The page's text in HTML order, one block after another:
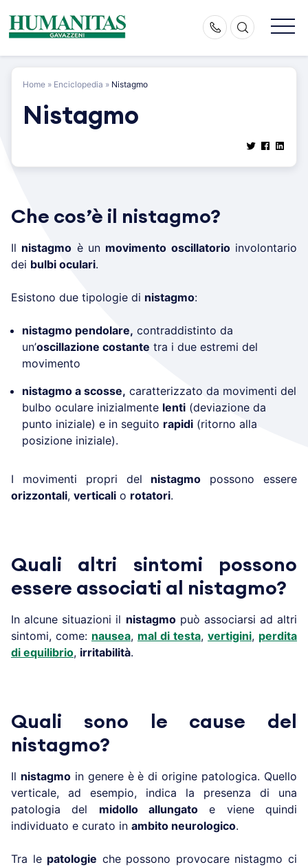
content
Home » Enciclopedia » Nistagmo
Nistagmo
Che cos’è il nistagmo?
Il nistagmo è un movimento oscillatorioinvolontario
dei bulbi oculari.
Esistono due tipologie di nistagmo:
nistagmo pendolare, contraddistinto da
un’oscillazione costante tra i due estremi del
movimento
nistagmo a scosse, caratterizzato da movimenti del
bulbo oculare inizialmente lenti (deviazione da
punto iniziale) e in seguito rapidi (ritorno alla
posizione iniziale).
I movimenti propri del nistagmo possono essere
orizzontali, verticali o rotatori.
Quali altri sintomi possono
essere associati al nistagmo?
In alcune situazioni il nistagmopuò associarsi ad altri
sintomi, come: nausea, mal di testa, vertigini, perdita
di equilibrio, irritabilità.
Quali sono le cause del
nistagmo?
Il nistagmoin genere è è di origine patologica. Quello
verticale, ad esempio, indica la presenza di una
patologia del midollo allungato e viene quindi
individuato e curato in ambito neurologico.
Tra le patologie che possono provocare nistagmo ci